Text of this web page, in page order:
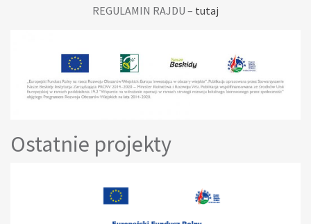
REGULAMIN RAJDU – tutaj
Ostatnie projekty